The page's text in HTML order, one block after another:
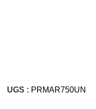
UGS : PRMAR750UN